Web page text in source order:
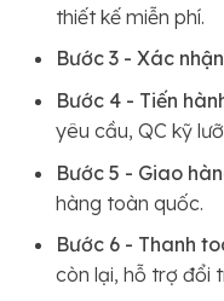
thiết kế miễn phí.
Bước 3 - Xác
Bước 4 - Tiến
yêu cầu, QC kỹ
Bước 5 - Giao
hàng toàn quốc.
Bước 6 - Thanh
còn lại, hỗ trợ đổi